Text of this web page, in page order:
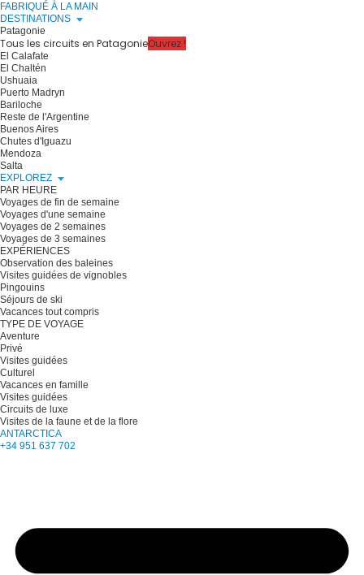
FABRIQUÉ À LA MAIN
DESTINATIONS
Patagonie
Tous les circuits en PatagonieOuvrez !
El Calafate
El Chaltén
Ushuaia
Puerto Madryn
Bariloche
Reste de l'Argentine
Buenos Aires
Chutes d'Iguazu
Mendoza
Salta
EXPLOREZ
PAR HEURE
Voyages de fin de semaine
Voyages d'une semaine
Voyages de 2 semaines
Voyages de 3 semaines
EXPÉRIENCES
Observation des baleines
Visites guidées de vignobles
Pingouins
Séjours de ski
Vacances tout compris
TYPE DE VOYAGE
Aventure
Privé
Visites guidées
Culturel
Vacances en famille
Visites guidées
Circuits de luxe
Visites de la faune et de la flore
ANTARCTICA
+34 951 637 702